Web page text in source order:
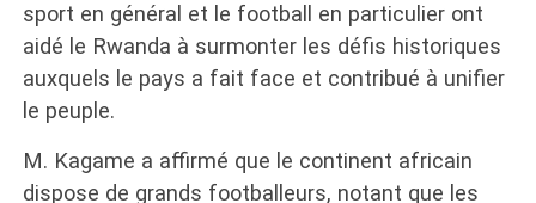
sport en général et le football en particulier ont
aidé le Rwanda à surmonter les défis historiques
auxquels le pays a fait face et contribué à unifier
le peuple.
M. Kagame a affirmé que le continent africain
dispose de grands footballeurs, notant que les